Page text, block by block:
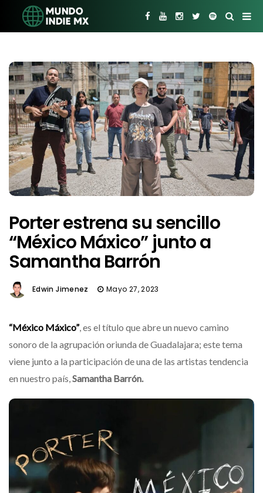
Porter estrena su sencillo
“México Máxico” junto a
Samantha Barrón
Edwin Jimenez Mayo 27, 2023
“México Máxico”, es el título que abre un nuevo camino
sonoro de la agrupación oriunda de Guadalajara; este tema
viene junto a la participación de una de las artistas tendencia
en nuestro país,Samantha Barrón.